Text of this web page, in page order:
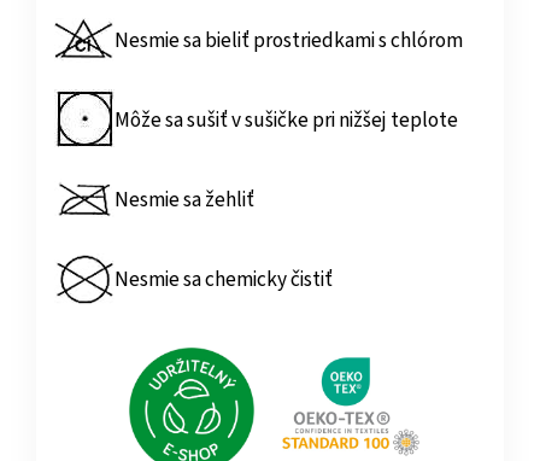
Nesmie sa bieliť prostriedkami s chlórom
Môže sa sušiť v sušičke pri nižšej teplote
Nesmie sa žehliť
Nesmie sa chemicky čistiť